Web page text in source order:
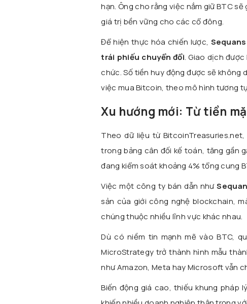
hạn. Ông cho rằng việc nắm giữ BTC
giá trị bền vững cho các cổ đông.
Để hiện thực hóa chiến lược,
trái phiếu chuyển đổi. Giao dịch
chức. Số tiền huy động được sẽ không
việc mua Bitcoin, theo mô hình tương
Xu hướng mới: Từ tiền
Theo dữ liệu từ
trong bảng cân đối kế toán, tăng gần
đang kiểm soát khoảng 4% tổng cung
Việc một công ty bán dẫn như
sản của giới công nghệ blockchain,
chúng thuộc nhiều lĩnh vực khác nhau.
Dù có niềm tin mạnh mẽ vào BTC,
MicroStrategy trở thành hình mẫu
như Amazon, Meta hay Microsoft vẫn
Biến động giá cao, thiếu khung pháp